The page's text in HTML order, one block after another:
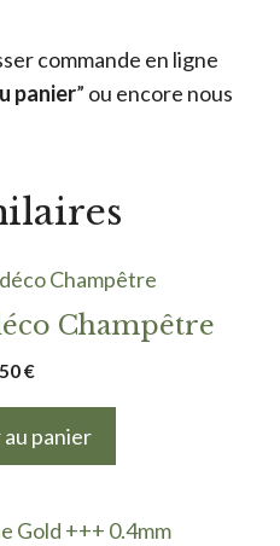
commande en ligne
panier” ou encore nous
Champêtre
€
panier